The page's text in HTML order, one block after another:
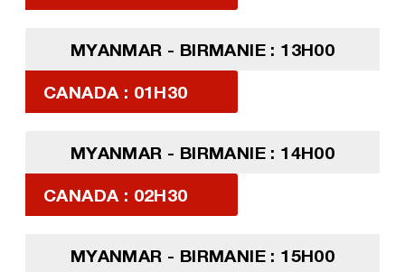
MYANMAR - BIRMANIE : 13H00
CANADA : 01H30
MYANMAR - BIRMANIE : 14H00
CANADA : 02H30
MYANMAR - BIRMANIE : 15H00